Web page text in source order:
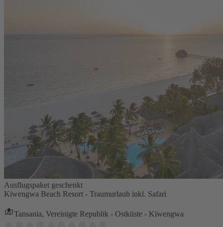
Ausflugspaket geschenkt
Kiwengwa Beach Resort - Traumurlaub inkl. Safari
Tansania, Vereinigte Republik - Ostküste - Kiwengwa